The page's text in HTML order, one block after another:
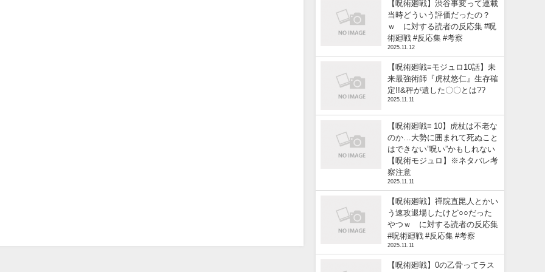
【呪術廻戦】渋谷事変って連載
当時どういう評価だったの？
ｗ に対する読者の反応集 #呪
術廻戦 #反応集 #考察
2025.11.12
【呪術廻戦≡モジュロ10話】未
来最強術師『虎杖悠仁』生存確
定!!&秤が遺した〇〇とは??
2025.11.11
【呪術廻戦≡ 10】虎杖は不老な
のか…大勢に囲まれて死ぬこと
はできない”呪い”かもしれない
【呪術モジュロ】※ネタバレ考
察注意
2025.11.11
【呪術廻戦】禪院直毘人とかい
う速攻退場したけど○○だった
やつｗ に対する読者の反応集
#呪術廻戦 #反応集 #考察
2025.11.11
【呪術廻戦】0の乙骨ってラス